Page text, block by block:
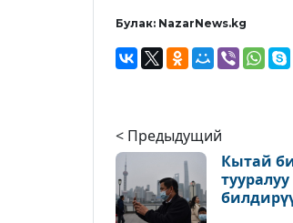
Булак: NazarNews.kg
< Предыдущий
Кытай